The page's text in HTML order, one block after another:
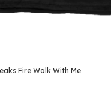
Fire Walk With Me